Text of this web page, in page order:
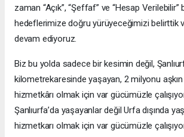
zaman “Açık”, “Şeffaf” ve “Hesap Verilebilir”
hedeflerimize doğru yürüyeceğimizi belirttik
devam ediyoruz.
Biz bu yolda sadece bir kesimin değil,
kilometrekaresinde yaşayan, 2 milyonu aşkın
hizmetkârı olmak için var gücümüzle
Şanlıurfa’da yaşayanlar değil Urfa dışında
hizmetkarı olmak için var gücümüzle